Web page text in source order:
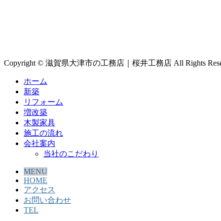
Copyright © 滋賀県大津市の工務店｜桜井工務店 All Rights
ホーム
新築
リフォーム
増改築
木製家具
施工の流れ
会社案内
当社のこだわり
MENU
HOME
アクセス
お問い合わせ
TEL